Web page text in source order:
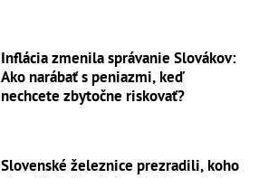
Inflácia zmenila správanie Slovákov:
Ako narábať s peniazmi, keď
nechcete zbytočne riskovať?
Slovenské železnice prezradili, koho